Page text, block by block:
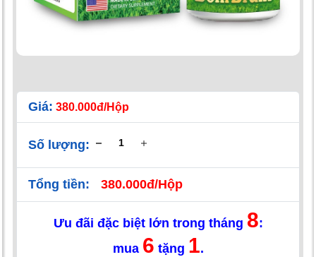
Giá: 380.000đ/Hộp
Số lượng:
Tổng tiền: 380.000đ/Hộp
Ưu đãi đặc biệt lớn trong tháng 8:
mua 6 tặng 1.